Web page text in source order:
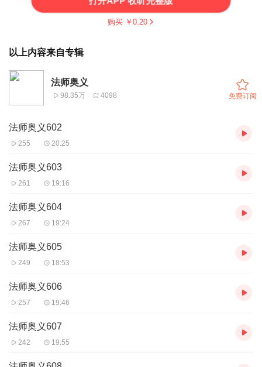
购买 ￥ 0.20
以上内容来自专辑
法师奥义
98.35万 4098 免费订阅
法师奥义602
255 20:25
法师奥义603
261 19:16
法师奥义604
267 19:24
法师奥义605
249 18:53
法师奥义606
257 19:46
法师奥义607
242 19:55